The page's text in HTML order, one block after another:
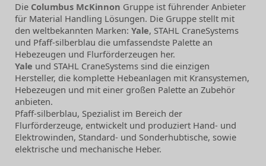
Die Columbus McKinnon Gruppe ist führender Anbieter
für Material Handling Lösungen. Die Gruppe stellt mit
den weltbekannten Marken: Yale, STAHL CraneSystems
und Pfaff-silberblau die umfassendste Palette an
Hebezeugen und Flurförderzeugen her.
Yale und STAHL CraneSystems sind die einzigen
Hersteller, die komplette Hebeanlagen mit Kransystemen,
Hebezeugen und mit einer großen Palette an Zubehör
anbieten.
Pfaff-silberblau, Spezialist im Bereich der
Flurförderzeuge, entwickelt und produziert Hand- und
Elektrowinden, Standard- und Sonderhubtische, sowie
elektrische und mechanische Heber.